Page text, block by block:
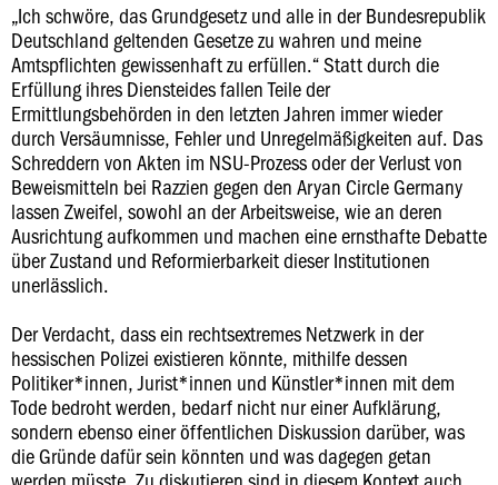
„Ich schwöre, das Grundgesetz und alle in der Bundesrepublik
Deutschland geltenden Gesetze zu wahren und meine
Amtspflichten gewissenhaft zu erfüllen.“ Statt durch die
Erfüllung ihres Diensteides fallen Teile der
Ermittlungsbehörden in den letzten Jahren immer wieder
durch Versäumnisse, Fehler und Unregelmäßigkeiten auf. Das
Schreddern von Akten im NSU-Prozess oder der Verlust von
Beweismitteln bei Razzien gegen den Aryan Circle Germany
lassen Zweifel, sowohl an der Arbeitsweise, wie an deren
Ausrichtung aufkommen und machen eine ernsthafte Debatte
über Zustand und Reformierbarkeit dieser Institutionen
unerlässlich.
Der Verdacht, dass ein rechtsextremes Netzwerk in der
hessischen Polizei existieren könnte, mithilfe dessen
Politiker*innen, Jurist*innen und Künstler*innen mit dem
Tode bedroht werden, bedarf nicht nur einer Aufklärung,
sondern ebenso einer öffentlichen Diskussion darüber, was
die Gründe dafür sein könnten und was dagegen getan